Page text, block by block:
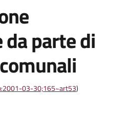
da parte di
03-30;165~art53)